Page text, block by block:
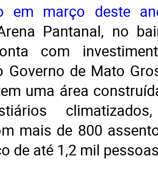
em março deste
Pantanal, no
com
Governo de Mato
uma área
climatizados,
mais de 800
de até 1,2 mil